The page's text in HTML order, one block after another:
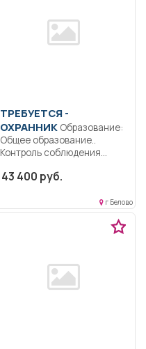
ТРЕБУЕТСЯ -
ОХРАННИКОбразование:
Общее образование..
Контроль соблюдения
пропускного и
43 400 руб.
г Белово